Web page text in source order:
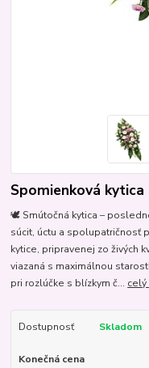
Spomienková
🕊️ Smútočná kytica –
súcit, úctu a spolupatričnosť
kytice, pripravenej zo živých
viazaná s maximálnou
pri rozlúčke s blízkym č...
Dostupnosť Skladom
Konečná cena